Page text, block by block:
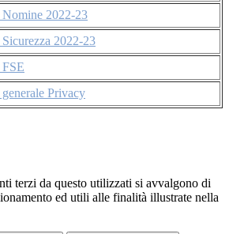
2022-23
2022-23
Privacy
terzi da questo utilizzati si avvalgono di
ed utili alle finalità illustrate nella